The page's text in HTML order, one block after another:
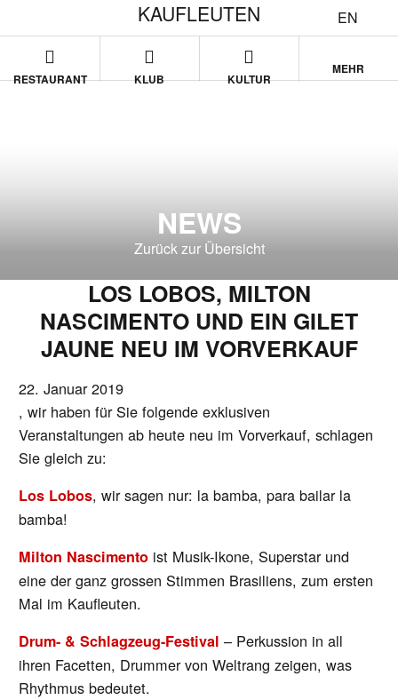
EN
KAUFLEUTEN
RESTAURANT KLUB KULTUR
MEHR
NEWS
Zurück zur Übersicht
LOS LOBOS, MILTON
NASCIMENTO UND EIN GILET
JAUNE NEU IM VORVERKAUF
22. Januar 2019
, wir haben für Sie folgende exklusiven
Veranstaltungen ab heute neu im Vorverkauf, schlagen
Sie gleich zu:
Los Lobos, wir sagen nur: la bamba, para bailar la
bamba!
Milton Nascimento ist Musik-Ikone, Superstar und
eine der ganz grossen Stimmen Brasiliens, zum ersten
Mal im Kaufleuten.
Drum- & Schlagzeug-Festival – Perkussion in all
ihren Facetten, Drummer von Weltrang zeigen, was
Rhythmus bedeutet.